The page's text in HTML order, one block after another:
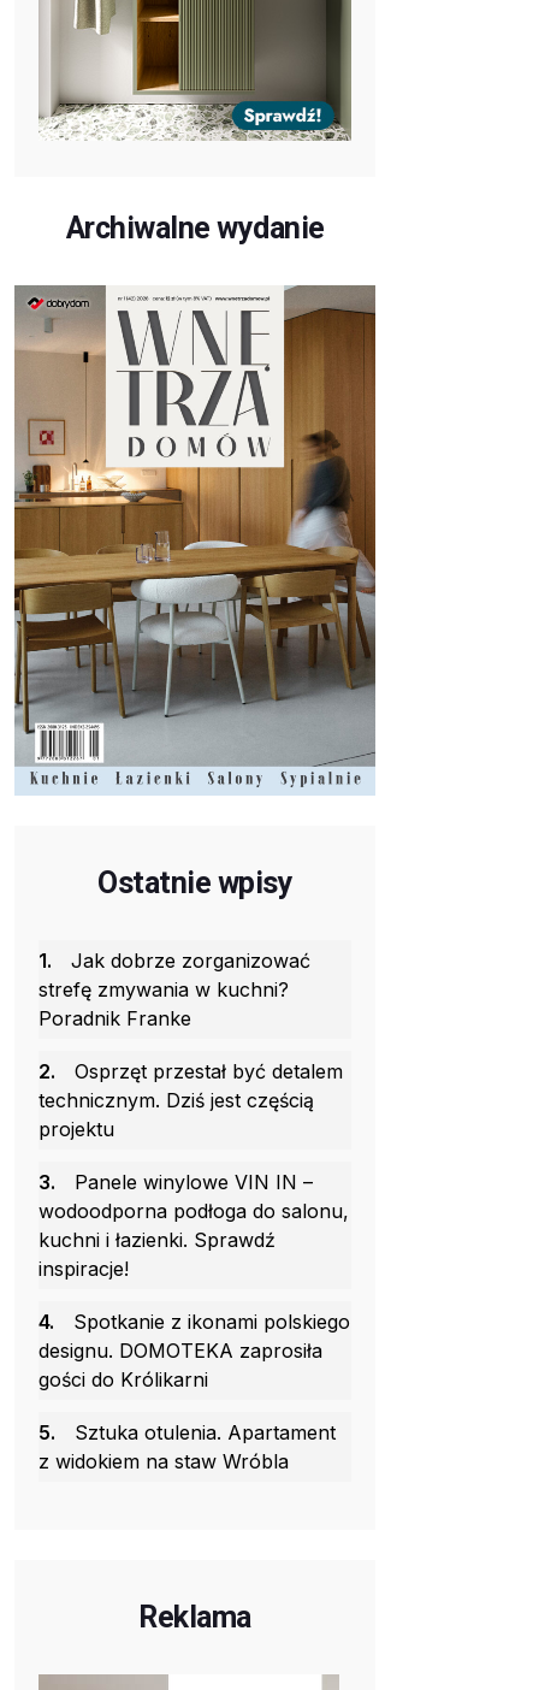
Archiwalne wydanie
Ostatnie wpisy
1.
Jak dobrze zorganizować
strefę zmywania w kuchni?
Poradnik Franke
2.
Osprzęt przestał być detalem
technicznym. Dziś jest częścią
projektu
3.
Panele winylowe VIN IN –
wodoodporna podłoga do salonu,
kuchni i łazienki. Sprawdź
inspiracje!
4.
Spotkanie z ikonami polskiego
designu. DOMOTEKA zaprosiła
gości do Królikarni
5.
Sztuka otulenia. Apartament
z widokiem na staw Wróbla
Reklama